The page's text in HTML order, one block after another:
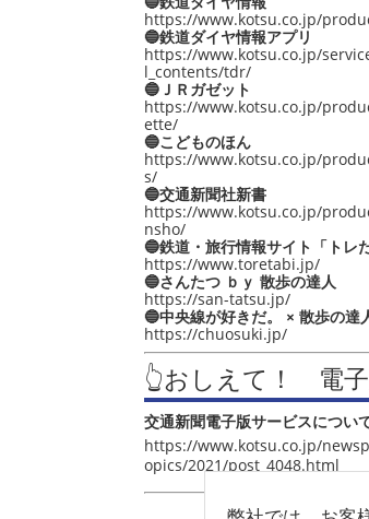
https://www.kotsu.co.jp/
🔵鉄道ダイヤ情報アプリ
https://www.kotsu.co.jp/
l_contents/tdr/
🔵ＪＲガゼット
https://www.kotsu.co.jp/
ette/
🔵こどものほん
https://www.kotsu.co.jp/
s/
🔵交通新聞社新書
https://www.kotsu.co.jp/
nsho/
🔵鉄道・旅行情報サイト「トレ
https://www.toretabi.jp/
🔵さんたつ ｂｙ 散歩の達人
https://san-tatsu.jp/
🔵中央線が好きだ。 × 散歩の達
https://chuosuki.jp/
👆おしえて！ 電
交通新聞電子版サービスについ
https://www.kotsu.co.jp/
opics/2021/post_4048.html